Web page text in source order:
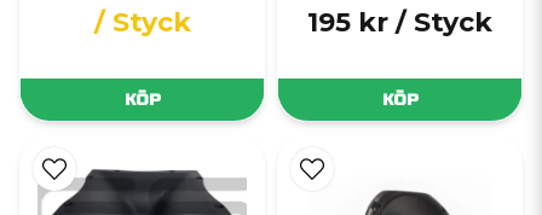
/ Styck
KÖP
195 kr / Styck
KÖP